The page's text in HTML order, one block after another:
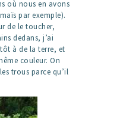
où nous en avons
par exemple).
de le toucher,
dedans, j’ai
à de la terre, et
couleur. On
trous parce qu’il